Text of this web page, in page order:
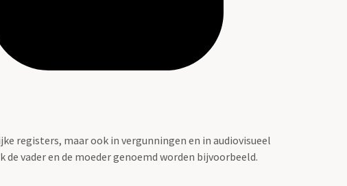
registers, maar ook in vergunningen en in audiovisueel
vader en de moeder genoemd worden bijvoorbeeld.